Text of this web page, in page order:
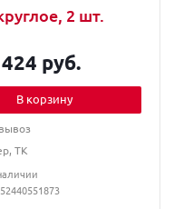
2 шт.
424 руб.
В корзину
ТК